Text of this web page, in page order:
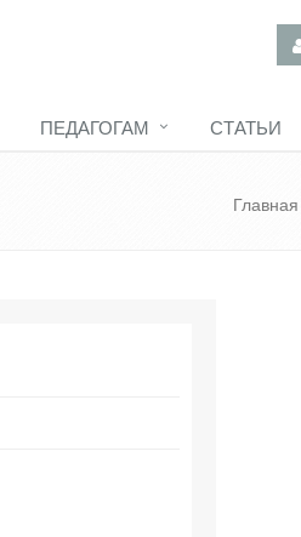
ПЕДАГОГАМ СТАТЬИ